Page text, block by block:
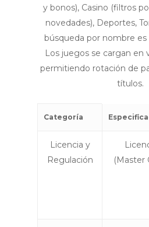
y bonos), Casino (filtros
novedades), Deportes,
búsqueda por nombre es
Los juegos se cargan en
permitiendo rotación de
títulos.
Categoría
Licencia y
Regulación
(Master